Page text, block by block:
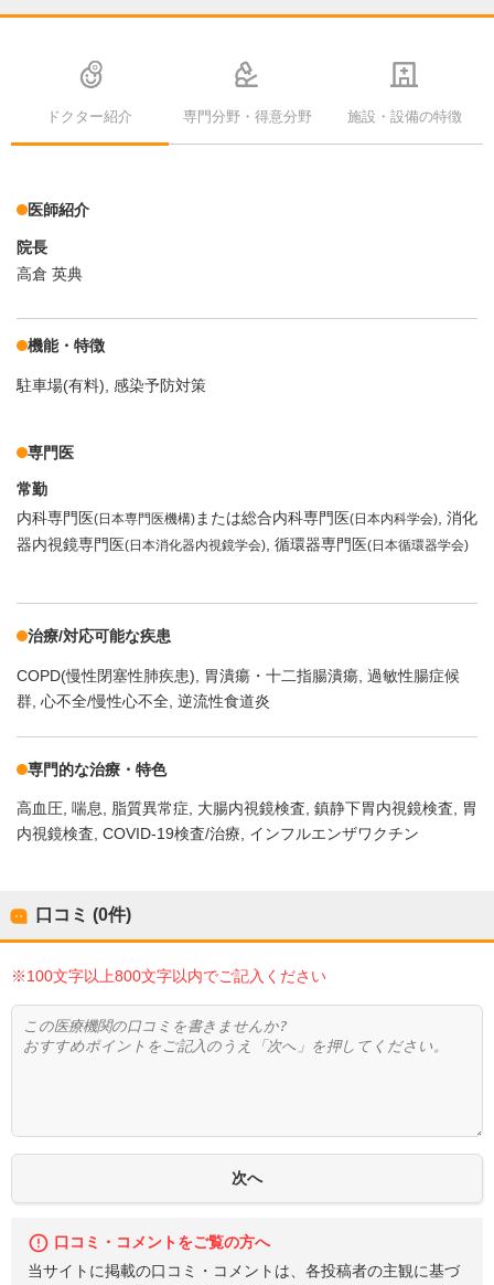
ドクター紹介 専門分野・得意分野 施設・設備の特徴
医師紹介
院長
高倉 英典
機能・特徴
駐車場(有料) 感染予防対策
専門医
常勤
内科専門医(日本専門医機構)または総合内科専門医(日本内科学会) 消化
器内視鏡専門医(日本消化器内視鏡学会) 循環器専門医(日本循環器学会)
治療/対応可能な疾患
COPD(慢性閉塞性肺疾患) 胃潰瘍・十二指腸潰瘍 過敏性腸症候
群 心不全/慢性心不全 逆流性食道炎
専門的な治療・特色
高血圧 喘息 脂質異常症 大腸内視鏡検査 鎮静下胃内視鏡検査
胃
内視鏡検査 COVID-19検査/治療 インフルエンザワクチン
口コミ (0件)
※100文字以上800文字以内でご記入ください
口コミ・コメントをご覧の方へ
当サイトに掲載の口コミ・コメントは、各投稿者の主観に基づ